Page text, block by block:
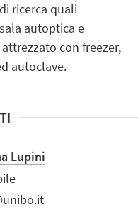
ricerca quali
autoptica e
con freezer,
autoclave.
Lupini